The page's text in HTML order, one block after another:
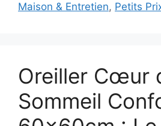
Maison & Entretien, Petits
Oreiller Cœur
Sommeil